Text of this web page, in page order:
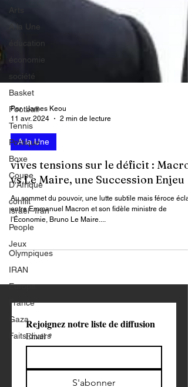
Arts
A la Une
éducation
économie
société
Basket
Football
Tennis
Politique
Boxe
Coupe
D'Afrique
conflit
Israël -Iran
People
Jeux
Olympiques
IRAN
Europe
France
Gaza
Faits divers
Par : James Keou
11 avr. 2024
A la Une
vives tensions sur le déficit :
vs Le Maire, une Succession Enjeu
Au sommet du pouvoir, une lutte subtile mais féroce
entre Emmanuel Macron et son fidèle ministre de
l'Économie, Bruno Le Maire....
Email *